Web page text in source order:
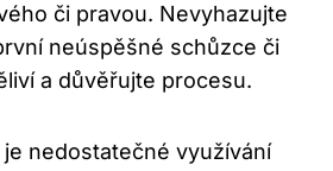
či pravou. Nevyhazujte
neúspěšné schůzce či
a důvěřujte procesu.
nedostatečné využívání